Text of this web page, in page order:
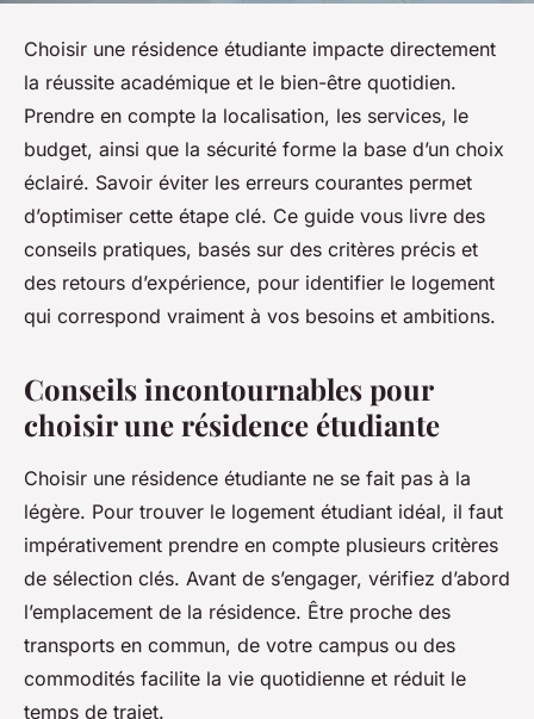
Choisir une résidence étudiante impacte directement
la réussite académique et le bien-être quotidien.
Prendre en compte la localisation, les services, le
budget, ainsi que la sécurité forme la base d’un choix
éclairé. Savoir éviter les erreurs courantes permet
d’optimiser cette étape clé. Ce guide vous livre des
conseils pratiques, basés sur des critères précis et
des retours d’expérience, pour identifier le logement
qui correspond vraiment à vos besoins et ambitions.
Conseils incontournables pour
choisir une résidence étudiante
Choisir une résidence étudiante ne se fait pas à la
légère. Pour trouver le logement étudiant idéal, il faut
impérativement prendre en compte plusieurs critères
de sélection clés. Avant de s’engager, vérifiez d’abord
l’emplacement de la résidence. Être proche des
transports en commun, de votre campus ou des
commodités facilite la vie quotidienne et réduit le
temps de trajet.